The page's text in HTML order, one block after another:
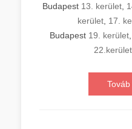
Budapest 13. kerület,
kerület, 17.
Budapest 19. kerület,
22.kerület